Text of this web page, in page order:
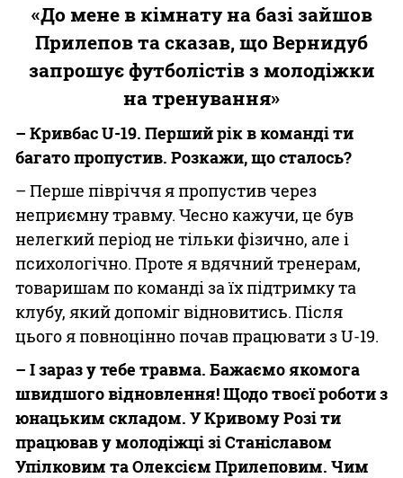
«До мене в кімнату на базі зайшов
Прилепов та сказав, що Вернидуб
запрошує футболістів з молодіжки
на тренування»
– Кривбас U-19. Перший рік в команді ти
багато пропустив. Розкажи, що сталось?
– Перше півріччя я пропустив через
неприємну травму. Чесно кажучи, це був
нелегкий період не тільки фізично, але і
психологічно. Проте я вдячний тренерам,
товаришам по команді за їх підтримку та
клубу, який допоміг відновитись. Після
цього я повноцінно почав працювати з U-19.
– І зараз у тебе травма. Бажаємо якомога
швидшого відновлення! Щодо твоєї роботи з
юнацьким складом. У Кривому Розі ти
працював у молодіжці зі Станіславом
Упілковим та Олексієм Прилеповим. Чим